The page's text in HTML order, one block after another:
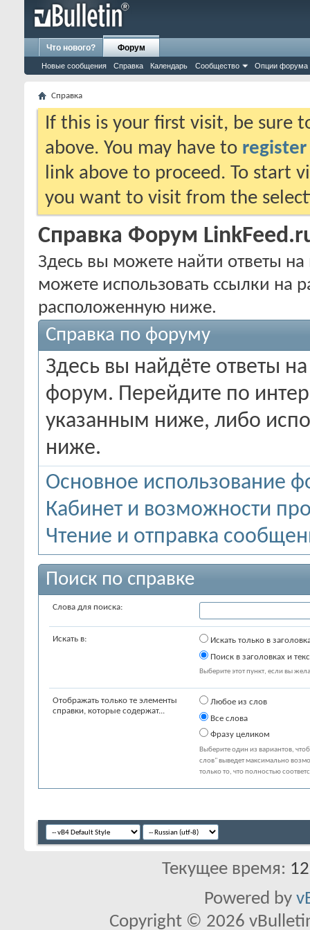
Что нового? Форум
Новые сообщения Справка Календарь Сообщество Опции форума
Справка
If this is your first visit, be sure
above. You may have to register
link above to proceed. To start
you want to visit from the
Справка Форум
Здесь вы можете найти ответы
можете использовать ссылки на
расположенную ниже.
Справка по форуму
Здесь вы найдёте ответы
форум. Перейдите по
указанным ниже, либо
ниже.
Основное использование
Кабинет и возможности
Чтение и отправка
Поиск по справке
Слова для поиска:
Искать в:
Искать только в
Поиск в заголовках и
Выберите этот пункт, если вы
Отображать только те элементы
справки, которые содержат...
Любое из слов
Все слова
Фразу целиком
Выберите один из вариантов,
слов" выведет максимально
только то, что полностью
Текущее время:
Powered by
Copyright © 2026